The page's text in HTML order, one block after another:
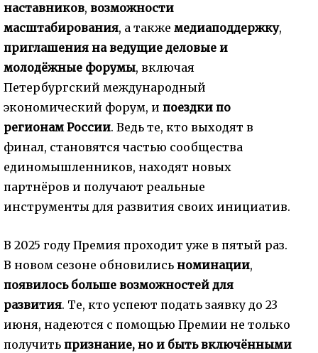
наставников, возможности
масштабирования, а также медиаподдержку,
приглашения на ведущие деловые и
молодёжные форумы, включая
Петербургский международный
экономический форум, и поездки по
регионам России. Ведь те, кто выходят в
финал, становятся частью сообщества
единомышленников, находят новых
партнёров и получают реальные
инструменты для развития своих инициатив.
В 2025 году Премия проходит уже в пятый раз.
В новом сезоне обновились номинации,
появилось больше возможностей для
развития. Те, кто успеют подать заявку до 23
июня, надеются с помощью Премии не только
получить признание, но и быть включёнными